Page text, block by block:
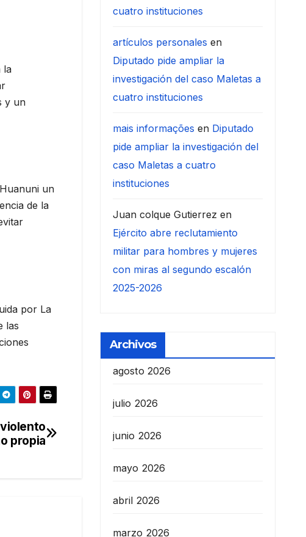
la
y un
un
de la
por La
las
propia
cuatro instituciones
artículos personales en
Diputado pide ampliar la
investigación del caso Maletas a
cuatro instituciones
mais informações en Diputado
pide ampliar la investigación del
caso Maletas a cuatro
instituciones
Juan colque Gutierrez en
Ejército abre reclutamiento
militar para hombres y mujeres
con miras al segundo escalón
2025-2026
Archivos
agosto 2026
julio 2026
junio 2026
mayo 2026
abril 2026
marzo 2026